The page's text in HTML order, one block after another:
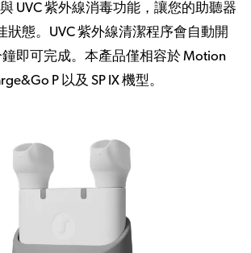
UVC 紫外線消毒功能，讓您的助聽器
狀態。UVC 紫外線清潔程序會自動開
鐘即可完成。本產品僅相容於 Motion
P 以及 SP IX 機型。